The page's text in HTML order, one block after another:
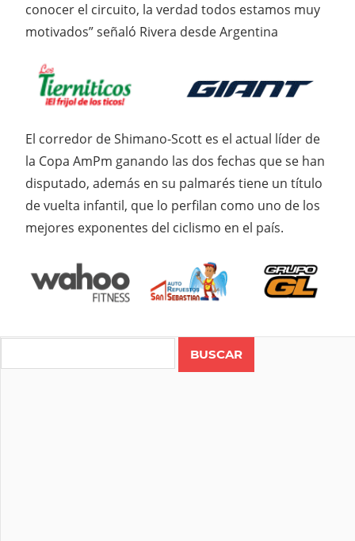
conocer el circuito, la verdad todos estamos muy
motivados” señaló Rivera desde Argentina
El corredor de Shimano-Scott es el actual líder de
la Copa AmPm ganando las dos fechas que se han
disputado, además en su palmarés tiene un título
de vuelta infantil, que lo perfilan como uno de los
mejores exponentes del ciclismo en el país.